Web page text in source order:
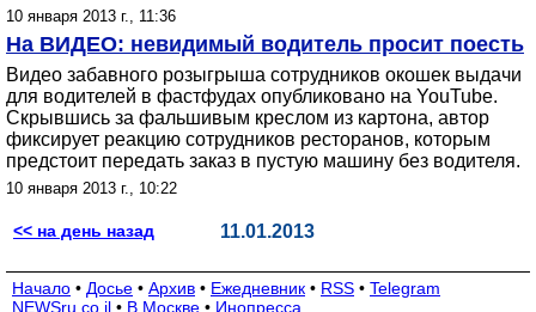
10 января 2013 г., 11:36
На ВИДЕО: невидимый водитель просит поесть
Видео забавного розыгрыша сотрудников окошек выдачи
для водителей в фастфудах опубликовано на YouTube.
Скрывшись за фальшивым креслом из картона, автор
фиксирует реакцию сотрудников ресторанов, которым
предстоит передать заказ в пустую машину без водителя.
10 января 2013 г., 10:22
<< на день назад 11.01.2013
Начало • Досье • Архив • Ежедневник • RSS • Telegram
NEWSru.co.il • В Москве • Инопресса